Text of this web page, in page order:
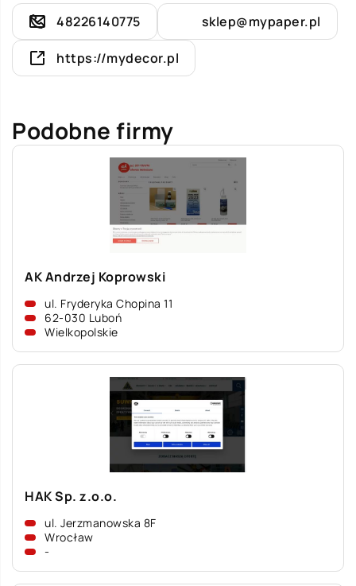
48226140775 sklep@mypaper.pl
https://mydecor.pl
Podobne firmy
AK Andrzej Koprowski
ul. Fryderyka Chopina 11
62-030 Luboń
Wielkopolskie
HAK Sp. z.o.o.
ul. Jerzmanowska 8F
Wrocław
-